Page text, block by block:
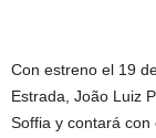
Con estreno el 19
Estrada, João Luiz
Soffia y contará